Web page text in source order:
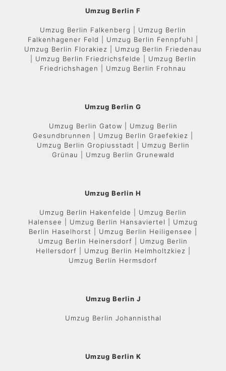
Umzug Berlin F
Umzug Berlin Falkenberg | Umzug Berlin
Falkenhagener Feld | Umzug Berlin Fennpfuhl |
Umzug Berlin Florakiez | Umzug Berlin Friedenau
| Umzug Berlin Friedrichsfelde | Umzug Berlin
Friedrichshagen | Umzug Berlin Frohnau
Umzug Berlin G
Umzug Berlin Gatow | Umzug Berlin
Gesundbrunnen | Umzug Berlin Graefekiez |
Umzug Berlin Gropiusstadt | Umzug Berlin
Grünau | Umzug Berlin Grunewald
Umzug Berlin H
Umzug Berlin Hakenfelde | Umzug Berlin
Halensee | Umzug Berlin Hansaviertel | Umzug
Berlin Haselhorst | Umzug Berlin Heiligensee |
Umzug Berlin Heinersdorf | Umzug Berlin
Hellersdorf | Umzug Berlin Helmholtzkiez |
Umzug Berlin Hermsdorf
Umzug Berlin J
Umzug Berlin Johannisthal
Umzug Berlin K